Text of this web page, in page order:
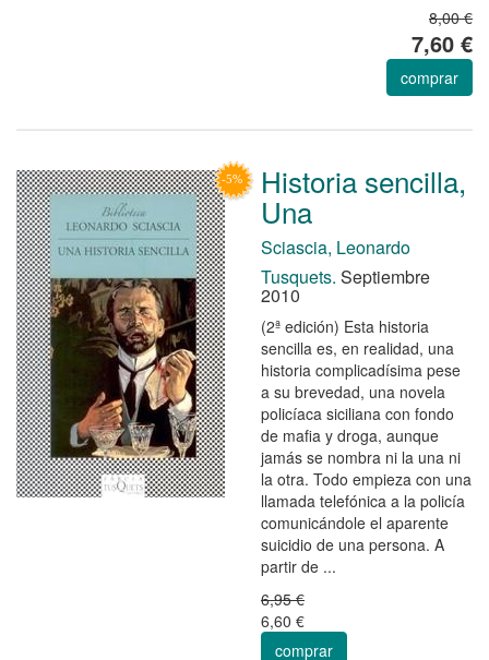
8,00 €
7,60 €
comprar
Historia sencilla,
Una
Sciascia, Leonardo
Tusquets. Septiembre
2010
(2ª edición) Esta historia
sencilla es, en realidad, una
historia complicadísima pese
a su brevedad, una novela
policíaca siciliana con fondo
de mafia y droga, aunque
jamás se nombra ni la una ni
la otra. Todo empieza con una
llamada telefónica a la policía
comunicándole el aparente
suicidio de una persona. A
partir de ...
6,95 €
6,60 €
comprar